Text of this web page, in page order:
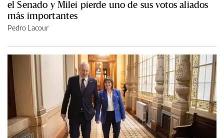
el Senado y Milei pierde uno de sus votos aliados
más importantes
Pedro Lacour